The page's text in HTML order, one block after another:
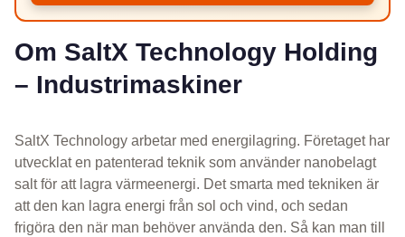
Om SaltX Technology Holding
– Industrimaskiner
SaltX Technology arbetar med energilagring. Företaget har
utvecklat en patenterad teknik som använder nanobelagt
salt för att lagra värmeenergi. Det smarta med tekniken är
att den kan lagra energi från sol och vind, och sedan
frigöra den när man behöver använda den. Så kan man till